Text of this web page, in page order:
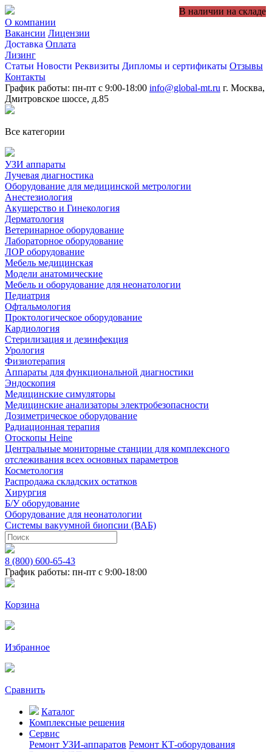
О компании
Вакансии Лицензии
Доставка Оплата
Лизинг
Статьи Новости Реквизиты Дипломы и сертификаты Отзывы
Контакты
График работы: пн-пт с 9:00-18:00 info@global-mt.ru г. Москва,
Дмитровское шоссе, д.85
Все категории
УЗИ аппараты
Лучевая диагностика
Оборудование для медицинской метрологии
Анестезиология
Акушерство и Гинекология
Дерматология
Ветеринарное оборудование
Лабораторное оборудование
ЛОР оборудование
Мебель медицинская
Модели анатомические
Мебель и оборудование для неонатологии
Педиатрия
Офтальмология
Проктологическое оборудование
Кардиология
Стерилизация и дезинфекция
Урология
Физиотерапия
Аппараты для функциональной диагностики
Эндоскопия
Медицинские симуляторы
Медицинские анализаторы электробезопасности
Дозиметрическое оборудование
Радиационная терапия
Отоскопы Heine
Центральные мониторные станции для комплексного
отслеживания всех основных параметров
Косметология
Распродажа складских остатков
Хирургия
Б/У оборудование
Оборудование для неонатологии
Системы вакуумной биопсии (ВАБ)
8 (800) 600-65-43
График работы: пн-пт с 9:00-18:00
Корзина
Избранное
Сравнить
Каталог
Комплексные решения
Сервис
Ремонт УЗИ-аппаратов Ремонт КТ-оборудования
В наличии на складе